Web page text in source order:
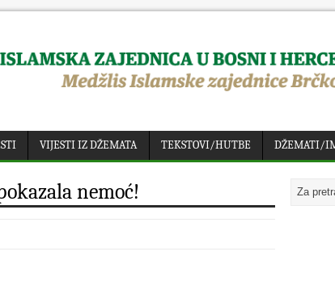
VIJESTI IZ DŽEMATA TEKSTOVI/HUTBE DŽEMATI/
nemoć!